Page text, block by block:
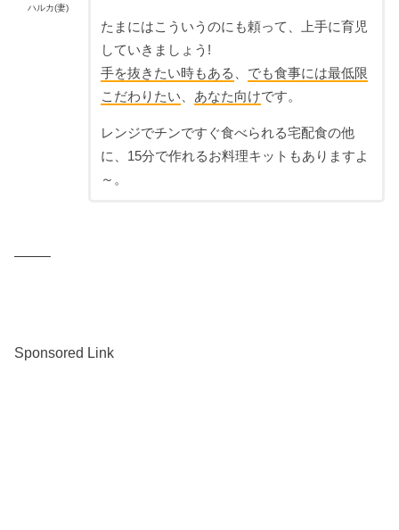
ハルカ(妻)
たまにはこういうのにも頼って、上手に育児
していきましょう!
手を抜きたい時もある
でも食事には最低限
こだわりたい
あなた向けです。
レンジでチンですぐ食べられる宅配食の他
に、15分で作れるお料理キットもありますよ
～。
——–
Sponsored Link